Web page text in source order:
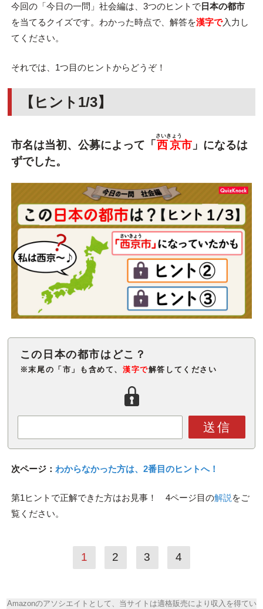
今回の「今日の一問」社会編は、3つのヒントで日本の都市
を当てるクイズです。わかった時点で、解答を漢字で入力し
てください。
それでは、1つ目のヒントからどうぞ！
【ヒント1/3】
市名は当初、公募によって「西京
さいきょう
市」になるは
ずでした。
※末尾の「市」も含めて、 漢字で解答してください
送信
次ページ： わからなかった方は、2番目のヒントへ！
第1ヒントで正解できた方はお見事！ 4ページ目の解説 をご
覧ください。
1 2 3 4
Amazonのアソシエイトとして、当サイトは適格販売により収入を得てい